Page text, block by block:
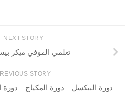
NEXT STORY
تعلمي الموفي ميكر
STORY
دورة البيكسل – دورة المكياج –